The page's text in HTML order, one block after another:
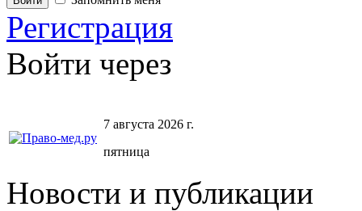
Регистрация
Войти через
7 августа 2026 г.
пятница
Новости и публикации